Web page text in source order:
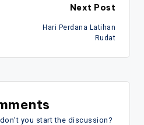
Next Post
Hari Perdana Latihan
Rudat
you start the discussion?